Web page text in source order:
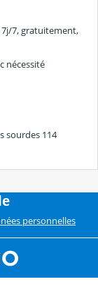
7, gratuitement,
nécessité
sourdes 114
personnelles